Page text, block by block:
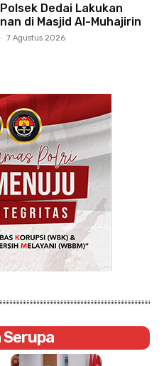
Dedai Lakukan
di Masjid Al-Muhajirin
- 7 Agustus 2026